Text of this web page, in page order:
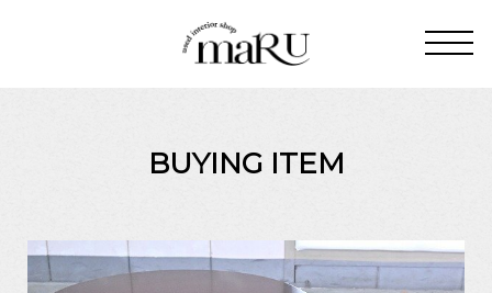
BUYING ITEM